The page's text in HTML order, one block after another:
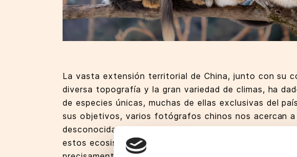
La vasta extensión territorial de China, junto con su
diversa topografía y la gran variedad de climas, ha
de especies únicas, muchas de ellas exclusivas del
sus objetivos, varios fotógrafos chinos nos acercan a
desconocidas de la vida salvaje, revelando la riqueza
estos ecosistemas. La exposición HÁBITAT toma su